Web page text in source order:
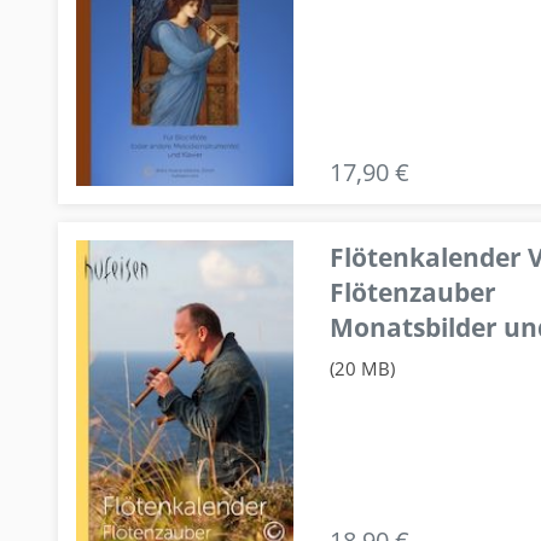
17,90 €
Flötenkalender
Flötenzauber
Monatsbilder
(20 MB)